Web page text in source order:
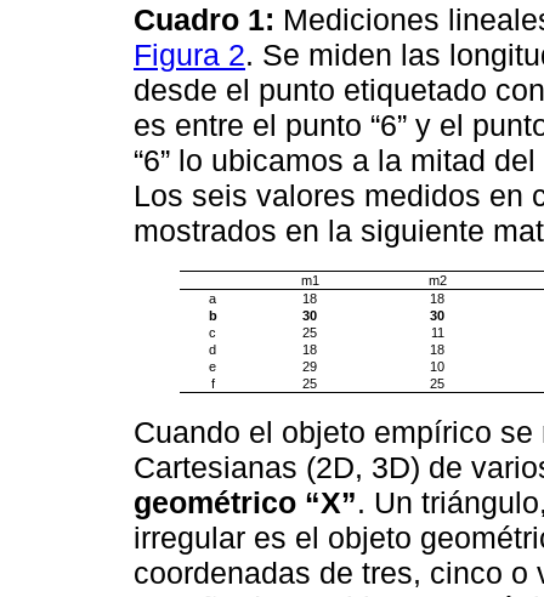
Cuadro 1: Mediciones
Figura 2. Se miden las
desde el punto etiquetado
es entre el punto “6” y el
“6” lo ubicamos a la mitad
Los seis valores medidos en
mostrados en la siguiente
m1
m2
a
18
18
b
30
30
c
25
11
d
18
18
e
29
10
f
25 25
Cuando el objeto empírico
Cartesianas (2D, 3D) de
geométrico “X”. Un
irregular es el objeto
coordenadas de tres, cinco